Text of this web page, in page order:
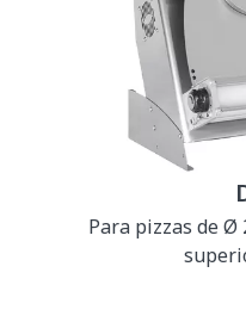
Para pizzas de Ø